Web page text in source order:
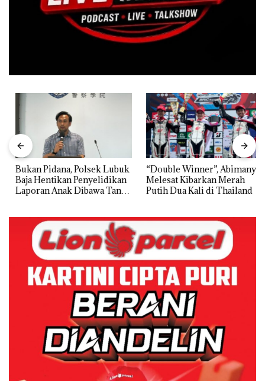
Bukan Pidana, Polsek Lubuk
Baja Hentikan Penyelidikan
Laporan Anak Dibawa Tanpa
“Double Winner”, Abimanyu
Melesat Kibarkan Merah
Putih Dua Kali di Thailand